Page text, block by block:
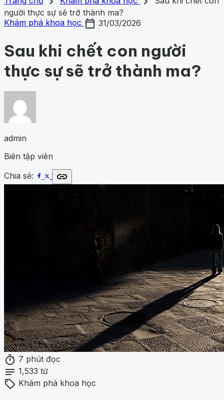
Chủ đề
Khám phá khoa học 424 Khoa học vũ trụ
nghệ
Gợi ý danh mục
Khám phá khoa họcKhoa học vũ trụ
người thực sự sẽ trở thành ma?
Khám phá khoa học calendar_today 31/03/2026
Sau khi chết con người
thực sự sẽ trở thành ma?
admin
Biên tập viên
Chia sẻ:
link
timer 7 phút đọc
notes 1,533 từ
sell Khám phá khoa học